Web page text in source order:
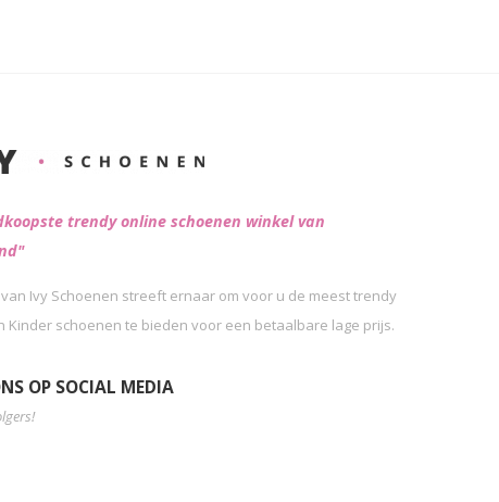
trendy online schoenen winkel van
Ivy Schoenen streeft ernaar om voor u de meest trendy
Kinder schoenen te bieden voor een betaalbare lage prijs.
OP SOCIAL MEDIA